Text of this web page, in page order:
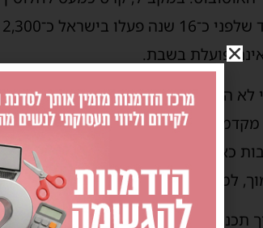
התקבלה החלטה יזומה לבטל קווים
בימים אלה בחינה מקצועית של
כאלה שפעלו בהיתרים מיוחדים.
למקומות שבהם קיים צורך תחבורתי
תכנוני עקרוני, וכל שינוי עתידי